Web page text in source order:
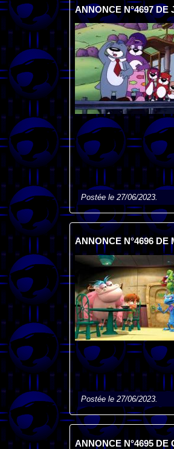
ANNONCE N°4697 DE
Postée le 27/06/2023.
ANNONCE N°4696 DE
Postée le 27/06/2023.
ANNONCE N°4695 DE